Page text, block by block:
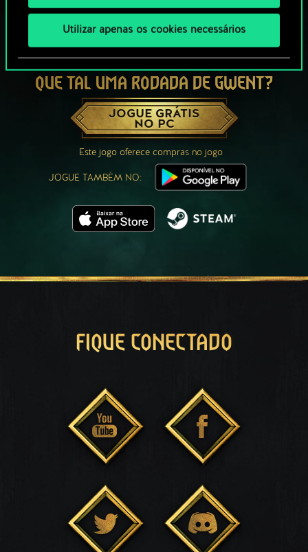
Utilizar apenas os cookies necessários
QUE TAL UMA RODADA DE GWENT?
JOGUE GRÁTIS
NO PC
Este jogo oferece compras no jogo
JOGUE TAMBÉM NO:
FIQUE CONECTADO